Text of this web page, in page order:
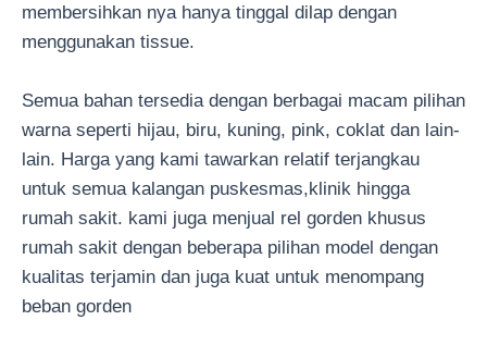
membersihkan nya hanya tinggal dilap dengan
menggunakan tissue.
Semua bahan tersedia dengan berbagai macam pilihan
warna seperti hijau, biru, kuning, pink, coklat dan lain-
lain. Harga yang kami tawarkan relatif terjangkau
untuk semua kalangan puskesmas,klinik hingga
rumah sakit. kami juga menjual rel gorden khusus
rumah sakit dengan beberapa pilihan model dengan
kualitas terjamin dan juga kuat untuk menompang
beban gorden